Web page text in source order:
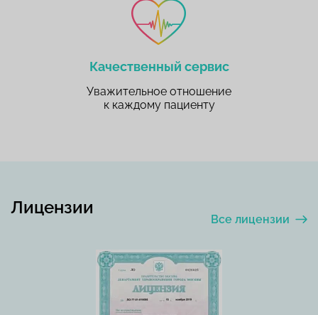
Качественный сервис
Уважительное отношение
к каждому пациенту
Лицензии
Все лицензии